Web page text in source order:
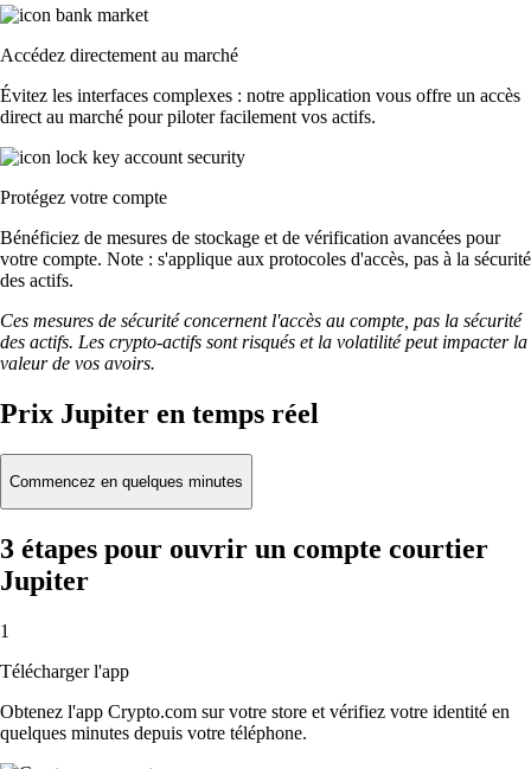
Accédez directement au marché
Évitez les interfaces complexes : notre application vous offre un accès
direct au marché pour piloter facilement vos actifs.
Protégez votre compte
Bénéficiez de mesures de stockage et de vérification avancées pour
votre compte. Note : s'applique aux protocoles d'accès, pas à la sécurité
des actifs.
Ces mesures de sécurité concernent l'accès au compte, pas la sécurité
des actifs. Les crypto-actifs sont risqués et la volatilité peut impacter la
valeur de vos avoirs.
Prix Jupiter en temps réel
Commencez en quelques minutes
3 étapes pour ouvrir un compte courtier
Jupiter
1
Télécharger l'app
Obtenez l'app Crypto.com sur votre store et vérifiez votre identité en
quelques minutes depuis votre téléphone.